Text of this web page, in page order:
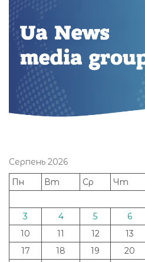
Серпень 2026
Пн
Вт Ср Чт
3
4 5 6
10
11 12 13
17
18 19 20